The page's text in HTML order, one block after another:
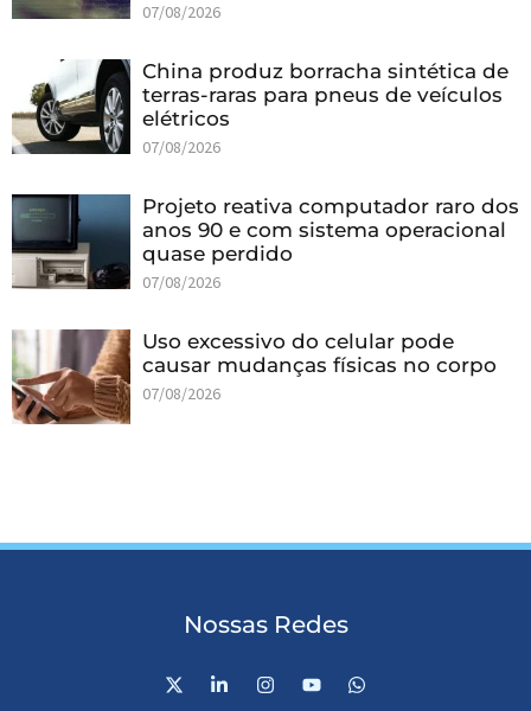
07/08/2026
China produz borracha sintética de
terras-raras para pneus de veículos
elétricos
07/08/2026
Projeto reativa computador raro dos
anos 90 e com sistema operacional
quase perdido
07/08/2026
Uso excessivo do celular pode
causar mudanças físicas no corpo
07/08/2026
Nossas Redes
X
-
L
i
I
n
Y
o
W
h